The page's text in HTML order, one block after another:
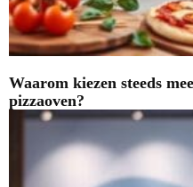
Waarom kiezen steeds
pizzaoven?